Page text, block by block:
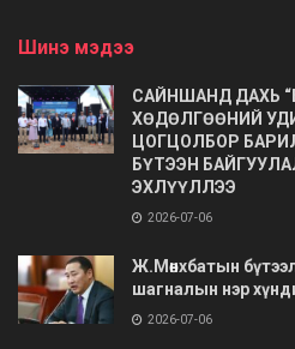
Шинэ мэдээ
САЙНШАНД ДАХЬ
ХӨДӨЛГӨӨНИЙ
ЦОГЦОЛБОР
БҮТЭЭН
ЭХЛҮҮЛЛЭЭ
2026-07-06
Ж.Мөнхбатын
шагналын нэр
2026-07-06